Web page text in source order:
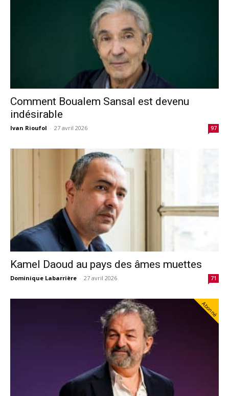
Comment Boualem Sansal est devenu
indésirable
Ivan Rioufol - 27 avril 2026 97
Kamel Daoud au pays des âmes muettes
Dominique Labarrière - 27 avril 2026 71
Abonné